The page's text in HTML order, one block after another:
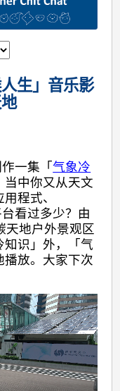
生」音乐影
一集「气象冷
当中你又从天文
程式、
看过多少？由
天地户外景观区
知识」外，「气
播放。大家下次